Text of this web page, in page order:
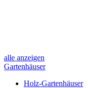
alle anzeigen
Gartenhäuser
Holz-Gartenhäuser